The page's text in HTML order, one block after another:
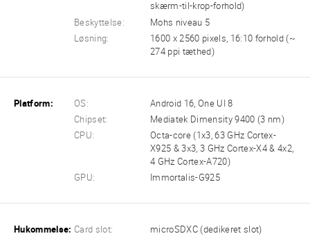
skærm-til-krop-forhold)
Beskyttelse:
Mohs niveau 5
Løsning:
1600 x 2560 pixels, 16:10 forhold (~
274 ppi tæthed)
Platform: OS:
Android 16, One UI 8
Chipset:
Mediatek Dimensity 9400 (3 nm)
CPU:
Octa-core (1x3, 63 GHz Cortex-
X925 & 3x3, 3 GHz Cortex-X4 & 4x2,
4 GHz Cortex-A720)
GPU:
Immortalis-G925
Hukommelse: Card slot:
microSDXC (dedikeret slot)